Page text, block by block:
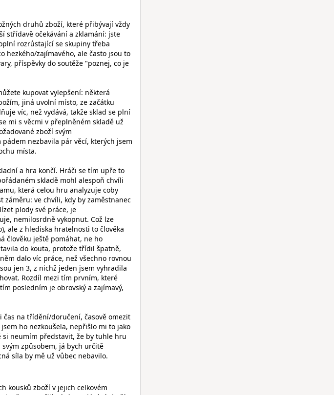
druhů zboží, které přibývají vždy
střídavě očekávání a zklamání: jste
rozrůstající se skupiny třeba
hezkého/zajímavého, ale často jsou to
příspěvky do soutěže "poznej, co je
kupovat vylepšení: některá
jiná uvolní místo, ze začátku
víc, než vydává, takže sklad se plní
mi s věcmi v přeplněném skladě už
zboží svým
nezbavila pár věcí, kterých jsem
místa.
a hra končí. Hráči se tím upře to
skladě mohl alespoň chvíli
která celou hru analyzuje coby
ve chvíli, kdy by zaměstnanec
plody své práce, je
nemilosrdně vykopnut. Což lze
ale z hlediska hratelnosti to člověka
člověku ještě pomáhat, ne ho
do kouta, protože třídil špatně,
dalo víc práce, než všechno rovnou
jen 3, z nichž jeden jsem vyhradila
Rozdíl mezi tím prvním, které
posledním je obrovský a zajímavý,
na třídění/doručení, časově omezit
ho nezkoušela, nepřišlo mi to jako
si neumím představit, že by tuhle hru
způsobem, já bych určitě
síla by mě už vůbec nebavilo.
kousků zboží v jejich celkovém